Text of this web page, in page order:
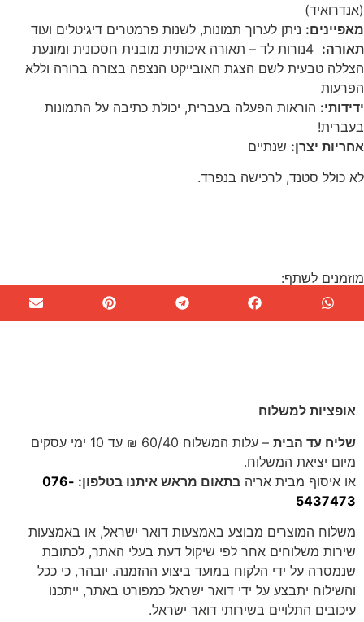
(אנדרואיד)
מאפיינים: ניתן לערוך תמונות, לשנות פרמטרים דיגיטלים ועוד
תאורה:
נורות לד – תאורה איכותית מובנית חסכונית ומונעת
הצללה טבעית לשם הצגת האובייקט הנצפה בצורה ברורה וללא
הפרעות
ידידותי: הוראות הפעלה בעברית, יכולת כתיבה על התמונות
בעברית!
אחריות יצרן: שנתיים
לא כולל סטנד, לרכישה בנפרד.
מוזמנים לשתף:
אופציות למשלוח
שליח עד הבית
– עלות המשלוח 60/40 ₪ עד 10 ימי עסקים
מיום יציאת המשלוח.
או איסוף מבית אריה בתאום מראש איתנו בטלפון: 076-
5437473
משלוח המוצרים מבוצע באמצעות דואר ישראל, או באמצעות
שירות משלוחים אחר לפי שיקול דעת בעלי האתר, לכתובת
שנמסרה על ידי הלקוח במועד ביצוע ההזמנה. יובהר, כי ככל
והשילוח יתבצע על ידי דואר ישראל כמפורט באתר, ייתכנו
עיכובים התלויים בשירותי דואר ישראל.